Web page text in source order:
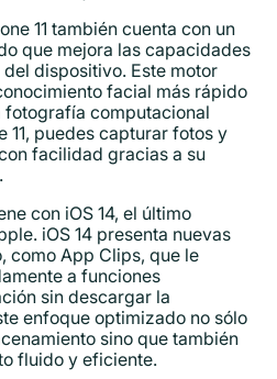
11 también cuenta con un
que mejora las capacidades
dispositivo. Este motor
facial más rápido
fotografía computacional
11, puedes capturar fotos y
facilidad gracias a su
con iOS 14, el último
iOS 14 presenta nuevas
como App Clips, que le
a funciones
sin descargar la
enfoque optimizado no sólo
sino que también
fluido y eficiente.